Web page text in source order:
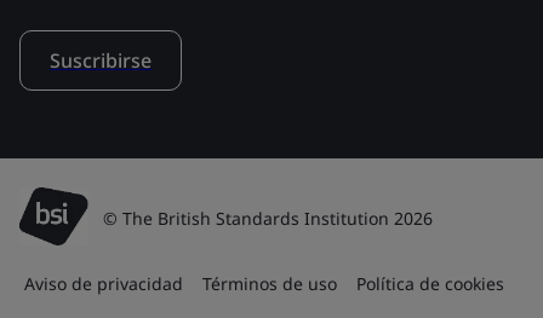
Suscribirse
© The British Standards Institution 2026
Aviso de privacidad Términos de uso Política de cookies